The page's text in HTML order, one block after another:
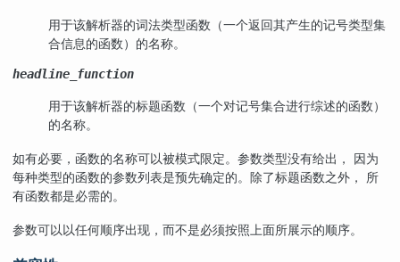
用于该解析器的词法类型函数（一个返回其产生的记号类型集
合信息的函数）的名称。
headline_function
用于该解析器的标题函数（一个对记号集合进行综述的函数）
的名称。
如有必要，函数的名称可以被模式限定。参数类型没有给出， 因为
每种类型的函数的参数列表是预先确定的。除了标题函数之外， 所
有函数都是必需的。
参数可以以任何顺序出现，而不是必须按照上面所展示的顺序。